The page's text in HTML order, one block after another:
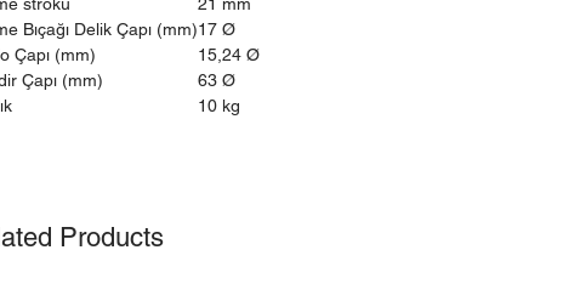
Bıçağı Delik Çapı (mm)17 Ø
Çapı (mm)
15,24 Ø
Çapı (mm)
63 Ø
10 kg
Products